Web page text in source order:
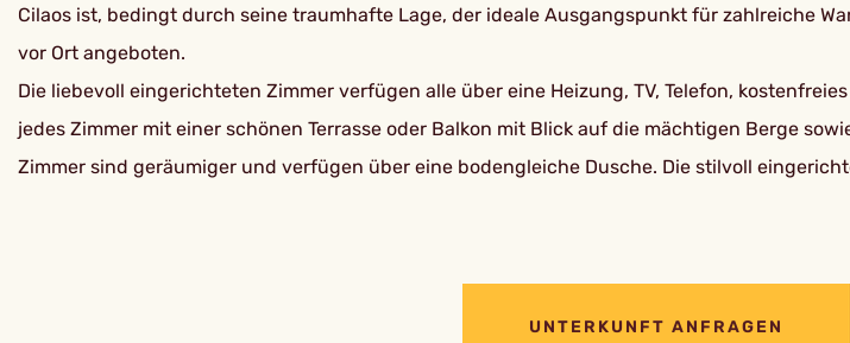
Cilaos ist, bedingt durch seine traumhafte Lage, der ideale Ausgangspunkt für zahlreiche
vor Ort angeboten.
Die liebevoll eingerichteten Zimmer verfügen alle über eine Heizung, TV, Telefon,
jedes Zimmer mit einer schönen Terrasse oder Balkon mit Blick auf die mächtigen Berge
Zimmer sind geräumiger und verfügen über eine bodengleiche Dusche. Die stilvoll
UNTERKUNFT ANFRAGEN